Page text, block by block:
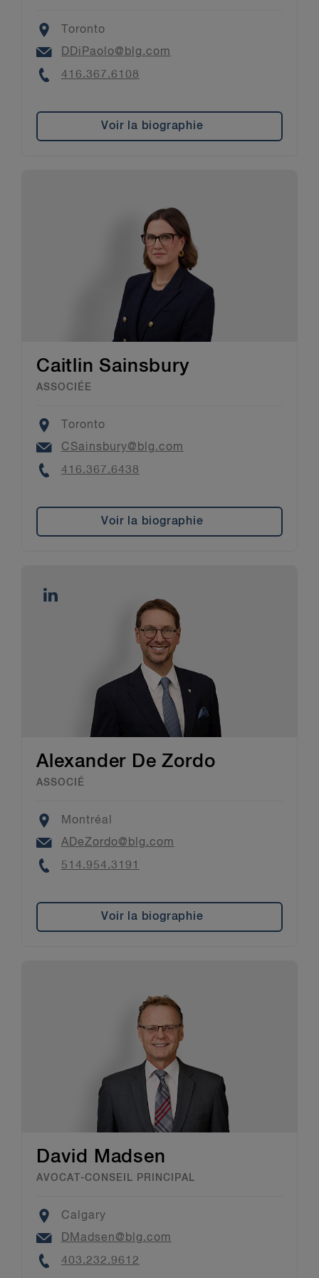
Location
Toronto
Email
DDiPaolo@blg.com
Phone
416.367.6108
Voir la biographie
Caitlin Sainsbury
ASSOCIÉE
Location
Toronto
Email
CSainsbury@blg.com
Phone
416.367.6438
Voir la biographie
Alexander De Zordo
ASSOCIÉ
Location
Montréal
Email
ADeZordo@blg.com
Phone
514.954.3191
Voir la biographie
David Madsen
AVOCAT-CONSEIL PRINCIPAL
Location
Calgary
Email
DMadsen@blg.com
Phone
403.232.9612